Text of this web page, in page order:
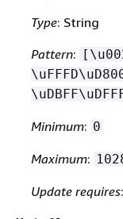
Type: String
Pattern:
Minimum: 0
Maximum:
Update requires: